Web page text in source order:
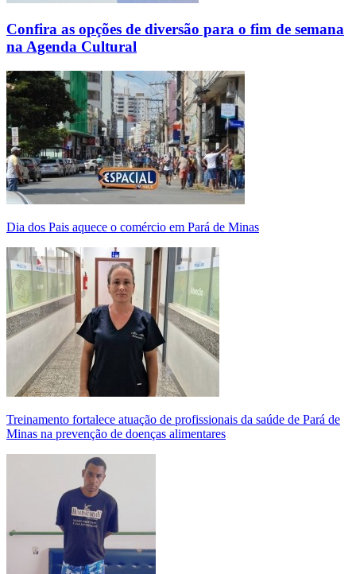
Confira as opções de diversão para o fim de semana
na Agenda Cultural
Dia dos Pais aquece o comércio em Pará de Minas
Treinamento fortalece atuação de profissionais da saúde de Pará de
Minas na prevenção de doenças alimentares